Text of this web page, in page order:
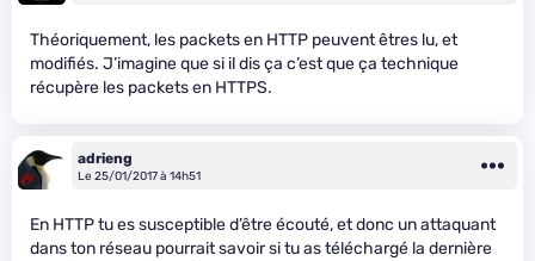
Théoriquement, les packets en HTTP peuvent êtres lu, et
modifiés. J’imagine que si il dis ça c’est que ça technique
récupère les packets en HTTPS.
adrieng
Le 25/01/2017 à 14h51
En HTTP tu es susceptible d’être écouté, et donc un attaquant
dans ton réseau pourrait savoir si tu as téléchargé la dernière